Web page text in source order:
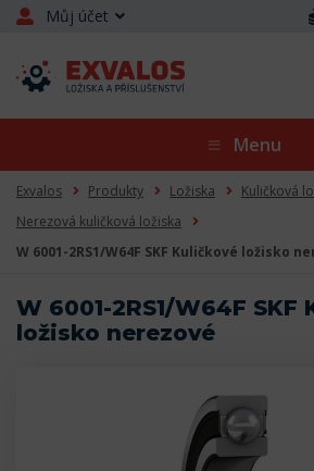
Můj účet
Menu
Exvalos Produkty Ložiska
Kuličková
Nerezová kuličková ložiska
W 6001-2RS1/W64F SKF Kuličkové ložisko
W 6001-2RS1/W64F SKF
ložisko nerezové